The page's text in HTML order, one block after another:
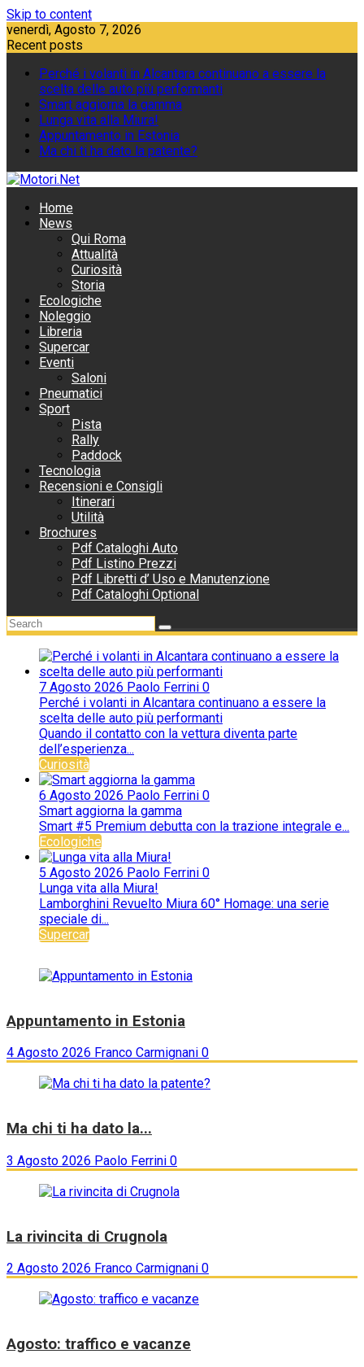
Skip to content
venerdì, Agosto 7, 2026
Recent posts
Perché i volanti in Alcantara continuano a essere la
scelta delle auto più performanti
Smart aggiorna la gamma
Lunga vita alla Miura!
Appuntamento in Estonia
Ma chi ti ha dato la patente?
Home
News
Qui Roma
Attualità
Curiosità
Storia
Ecologiche
Noleggio
Libreria
Supercar
Eventi
Saloni
Pneumatici
Sport
Pista
Rally
Paddock
Tecnologia
Recensioni e Consigli
Itinerari
Utilità
Brochures
Pdf Cataloghi Auto
Pdf Listino Prezzi
Pdf Libretti d’ Uso e Manutenzione
Pdf Cataloghi Optional
7 Agosto 2026 Paolo Ferrini 0
Perché i volanti in Alcantara continuano a essere la
scelta delle auto più performanti
Quando il contatto con la vettura diventa parte
dell’esperienza...
Curiosità
6 Agosto 2026 Paolo Ferrini 0
Smart aggiorna la gamma
Smart #5 Premium debutta con la trazione integrale e...
Ecologiche
5 Agosto 2026 Paolo Ferrini 0
Lunga vita alla Miura!
Lamborghini Revuelto Miura 60° Homage: una serie
speciale di...
Supercar
Appuntamento in Estonia
4 Agosto 2026 Franco Carmignani 0
Ma chi ti ha dato la...
3 Agosto 2026 Paolo Ferrini 0
La rivincita di Crugnola
2 Agosto 2026 Franco Carmignani 0
Agosto: traffico e vacanze